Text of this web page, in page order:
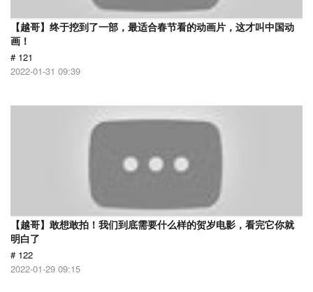
【越哥】终于挖到了一部，最适合春节看的动画片，这才叫中国动
画！
# 121
2022-01-31 09:39
【越哥】敢想敢拍！我们到底需要什么样的贺岁电影，看完它你就
明白了
# 122
2022-01-29 09:15